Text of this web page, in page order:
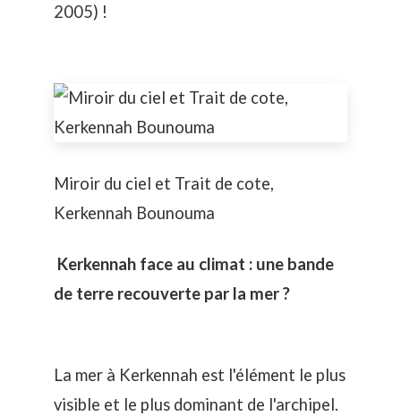
2005) !
Miroir du ciel et Trait de cote,
Kerkennah Bounouma
Kerkennah face au climat : une bande
de terre recouverte par la mer ?
La mer à Kerkennah est l'élément le plus
visible et le plus dominant de l'archipel.